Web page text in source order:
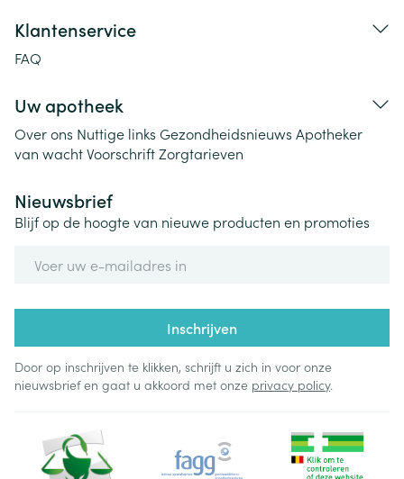
Klantenservice
FAQ
Uw apotheek
Over ons Nuttige links Gezondheidsnieuws Apotheker
van wachtVoorschriftZorgtarieven
Nieuwsbrief
Blijf op de hoogte van nieuwe producten en promoties
Inschrijven
Door op inschrijven te klikken, schrijft u zich in voor onze
nieuwsbrief en gaat u akkoord met onze privacy policy.